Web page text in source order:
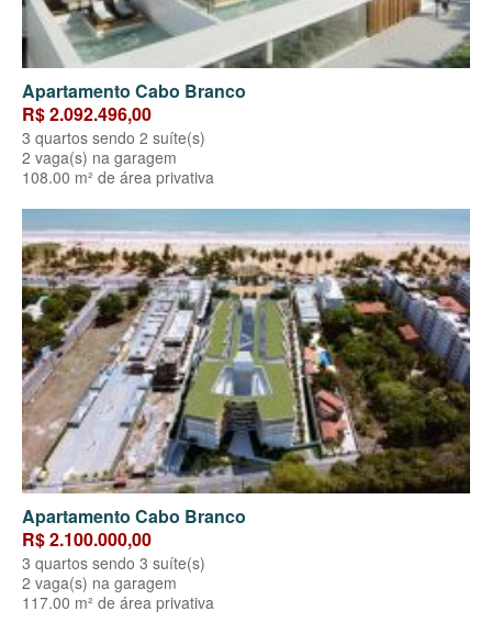
Apartamento Cabo Branco
R$ 2.092.496,00
3 quartos sendo 2 suíte(s)
2 vaga(s) na garagem
108.00 m² de área privativa
Apartamento Cabo Branco
R$ 2.100.000,00
3 quartos sendo 3 suíte(s)
2 vaga(s) na garagem
117.00 m² de área privativa